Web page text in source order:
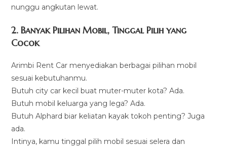
nunggu angkutan lewat.
2. Banyak Pilihan Mobil, Tinggal Pilih yang
Cocok
Arimbi Rent Car menyediakan berbagai pilihan mobil
sesuai kebutuhanmu.
Butuh city car kecil buat muter-muter kota? Ada.
Butuh mobil keluarga yang lega? Ada.
Butuh Alphard biar keliatan kayak tokoh penting? Juga
ada.
Intinya, kamu tinggal pilih mobil sesuai selera dan